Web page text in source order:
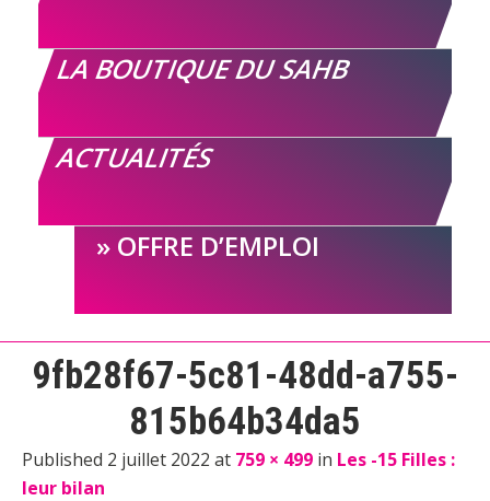
LA BOUTIQUE DU SAHB
ACTUALITÉS
OFFRE D’EMPLOI
9fb28f67-5c81-48dd-a755-
815b64b34da5
Published 2 juillet 2022 at 759 × 499 in Les -15 Filles :
leur bilan